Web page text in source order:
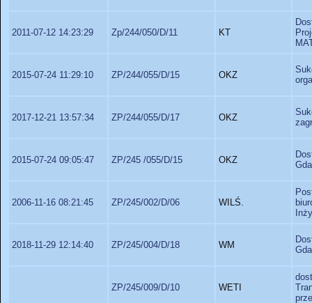
2011-07-12 14:23:29 Zp/244/050/D/11 KT
2015-07-24 11:29:10 ZP/244/055/D/15 OKZ
2017-12-21 13:57:34 ZP/244/055/D/17 OKZ
2015-07-24 09:05:47 ZP/245 /055/D/15 OKZ
2006-11-16 08:21:45 ZP/245/002/D/06 WILŚ.
2018-11-29 12:14:40 ZP/245/004/D/18 WM
ZP/245/009/D/10 WETI